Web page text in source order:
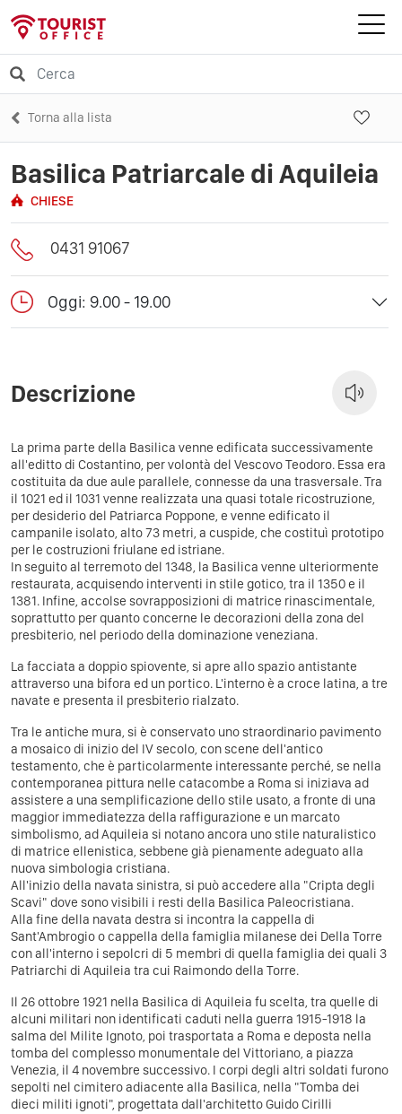
Torna alla lista
Basilica Patriarcale di Aquileia
CHIESE
0431 91067
Oggi: 9.00 - 19.00
Descrizione
La prima parte della Basilica venne edificata successivamente
all'editto di Costantino, per volontà del Vescovo Teodoro. Essa era
costituita da due aule parallele, connesse da una trasversale. Tra
il 1021 ed il 1031 venne realizzata una quasi totale ricostruzione,
per desiderio del Patriarca Poppone, e venne edificato il
campanile isolato, alto 73 metri, a cuspide, che costituì prototipo
per le costruzioni friulane ed istriane.
In seguito al terremoto del 1348, la Basilica venne ulteriormente
restaurata, acquisendo interventi in stile gotico, tra il 1350 e il
1381. Infine, accolse sovrapposizioni di matrice rinascimentale,
soprattutto per quanto concerne le decorazioni della zona del
presbiterio, nel periodo della dominazione veneziana.
La facciata a doppio spiovente, si apre allo spazio antistante
attraverso una bifora ed un portico. L'interno è a croce latina, a tre
navate e presenta il presbiterio rialzato.
Tra le antiche mura, si è conservato uno straordinario pavimento
a mosaico di inizio del IV secolo, con scene dell'antico
testamento, che è particolarmente interessante perché, se nella
contemporanea pittura nelle catacombe a Roma si iniziava ad
assistere a una semplificazione dello stile usato, a fronte di una
maggior immediatezza della raffigurazione e un marcato
simbolismo, ad Aquileia si notano ancora uno stile naturalistico
di matrice ellenistica, sebbene già pienamente adeguato alla
nuova simbologia cristiana.
All'inizio della navata sinistra, si può accedere alla "Cripta degli
Scavi" dove sono visibili i resti della Basilica Paleocristiana.
Alla fine della navata destra si incontra la cappella di
Sant'Ambrogio o cappella della famiglia milanese dei Della Torre
con all'interno i sepolcri di 5 membri di quella famiglia dei quali 3
Patriarchi di Aquileia tra cui Raimondo della Torre.
Il 26 ottobre 1921 nella Basilica di Aquileia fu scelta, tra quelle di
alcuni militari non identificati caduti nella guerra 1915-1918 la
salma del Milite Ignoto, poi trasportata a Roma e deposta nella
tomba del complesso monumentale del Vittoriano, a piazza
Venezia, il 4 novembre successivo. I corpi degli altri soldati furono
sepolti nel cimitero adiacente alla Basilica, nella "Tomba dei
dieci militi ignoti", progettata dall'architetto Guido Cirilli